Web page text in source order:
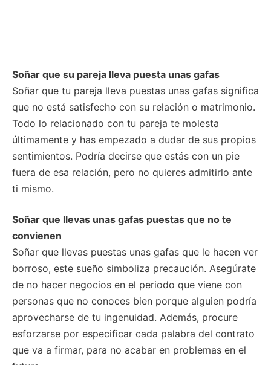
Soñar que su pareja lleva puesta unas gafas
Soñar que tu pareja lleva puestas unas gafas significa
que no está satisfecho con su relación o matrimonio.
Todo lo relacionado con tu pareja te molesta
últimamente y has empezado a dudar de sus propios
sentimientos. Podría decirse que estás con un pie
fuera de esa relación, pero no quieres admitirlo ante
ti mismo.
Soñar que llevas unas gafas puestas que no te
convienen
Soñar que llevas puestas unas gafas que le hacen ver
borroso, este sueño simboliza precaución. Asegúrate
de no hacer negocios en el periodo que viene con
personas que no conoces bien porque alguien podría
aprovecharse de tu ingenuidad. Además, procure
esforzarse por especificar cada palabra del contrato
que va a firmar, para no acabar en problemas en el